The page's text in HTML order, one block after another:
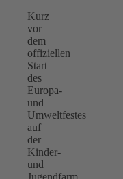
Kurz
vor
dem
offiziellen
Start
des
Europa-
und
Umweltfestes
auf
der
Kinder-
und